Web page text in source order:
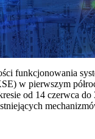
funkcjonowania
w pierwszym
od 14 czerwca